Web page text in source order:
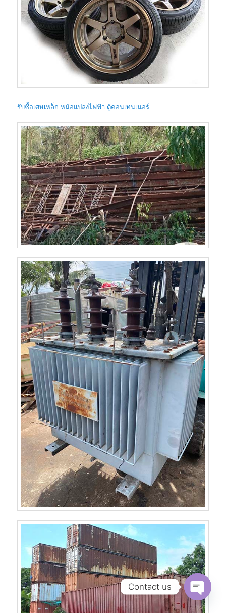
รับซื้อเศษเหล็ก หม้อแปลงไฟฟ้า ตู้คอนเทนเนอร์
Contact us
Open
chaty